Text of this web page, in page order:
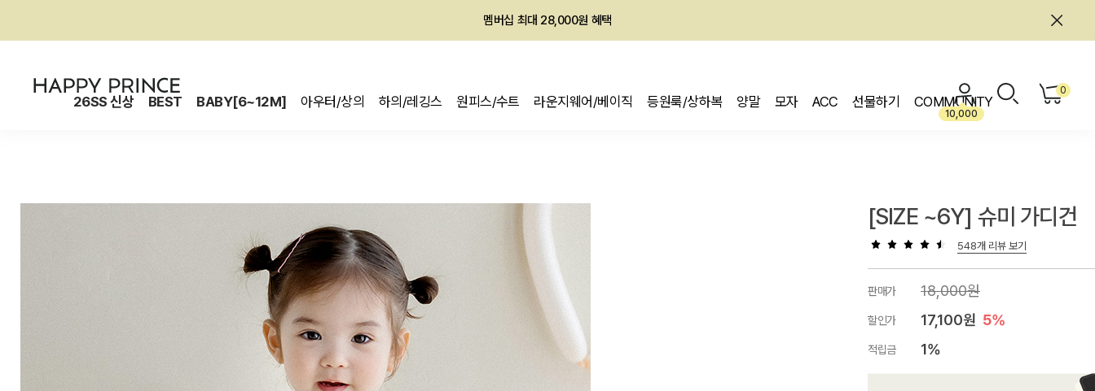
회원전용 아울렛, 가입하면 ~60% 할인!
26SS 신상 BEST BABY[6~12M] 아우터/상의 하의/레깅스 원피스/수트 라운지웨어/베이직 등원룩/상하복 양말 모자 ACC 선물하기 COMMUNITY
10,000
0
[SIZE ~6Y] 슈미 가디건
548개 리뷰 보기
판매가 18,000원
할인가 17,100원 5%
적립금 1%